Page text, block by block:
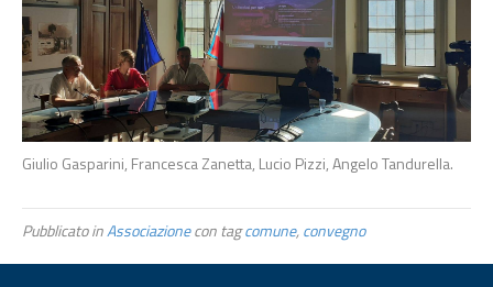
Giulio Gasparini, Francesca Zanetta, Lucio Pizzi, Angelo Tandurella.
Pubblicato inAssociazionecon tagcomune,convegno